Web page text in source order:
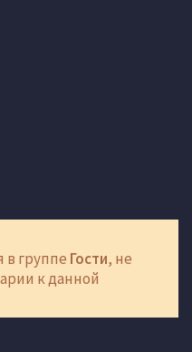
группе Гости, не
к данной